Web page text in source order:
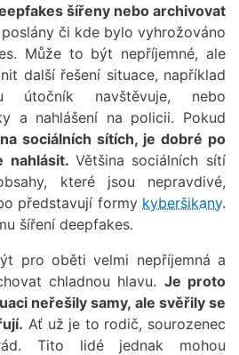
šířeny nebo archivovat
či kde bylo vyhrožováno
Může to být nepříjemné, ale
další řešení situace, například
útočník navštěvuje, nebo
a nahlášení na policii. Pokud
sociálních sítích, je dobré po
nahlásit. Většina sociálních sítí
které jsou nepravdivé,
představují formy kyberšikany.
šíření deepfakes.
pro oběti velmi nepříjemná a
chladnou hlavu. Je proto
neřešily samy, ale svěřily se
Ať už je to rodič, sourozenec
Tito lidé jednak mohou